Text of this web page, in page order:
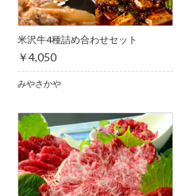
米沢牛4種詰め合わせセット
￥4,050
みやさかや